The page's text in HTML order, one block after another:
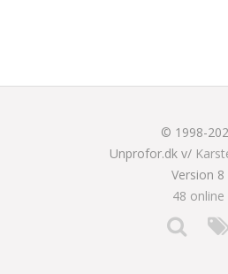
© 1998-
Unprofor.dk v/
Version 8
48 online